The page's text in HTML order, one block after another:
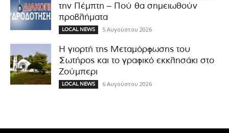
την Πέμπτη – Πού θα σημειωθούν
προβλήματα
LOCAL NEWS 5 Αυγούστου 2026
Η γιορτή της Μεταμόρφωσης του
Σωτήρος και το γραφικό εκκλησάκι στο
Ζούμπερι
LOCAL NEWS 6 Αυγούστου 2026